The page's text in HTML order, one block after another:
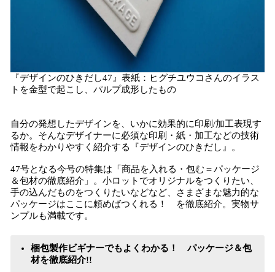
『デザインのひきだし47』表紙：ヒグチユウコさんのイラス
トを金型で起こし、パルプ成形したもの
自分の発想したデザインを、いかに効果的に印刷/加工表現す
るか。そんなデザイナーに必須な印刷・紙・加工などの技術
情報をわかりやすく紹介する『デザインのひきだし』。
47号となる今号の特集は「商品を入れる・包む＝パッケージ
＆包材の徹底紹介」。小ロットでオリジナルをつくりたい、
手の込んだものをつくりたいなどなど、さまざまな魅力的な
パッケージはここに頼めばつくれる！ を徹底紹介。実物サ
ンプルも満載です。
梱包製作ビギナーでもよくわかる！ パッケージ＆包
材を徹底紹介!!